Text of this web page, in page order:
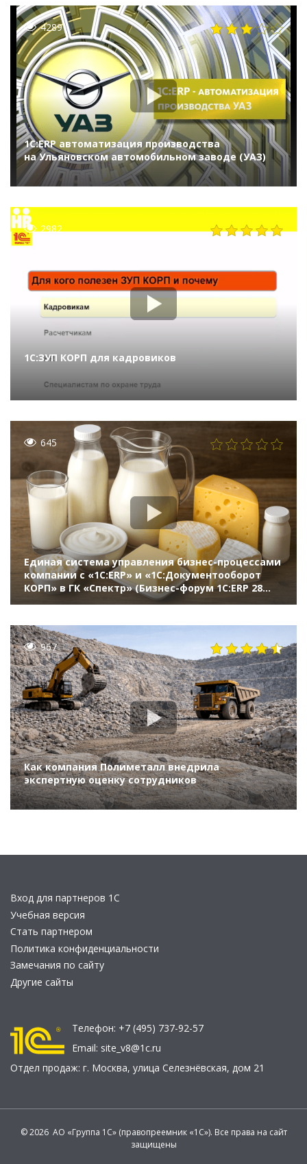
4289
1С:ERP автоматизация производства
на Ульяновском автомобильном заводе (УАЗ)
2982
1С:ЗУП КОРП для кадровиков
645
Единая система управления бизнес-процессами
компании с «1С:ERP» и «1С:Документооборот
КОРП» в ГК «Спектр» (Бизнес-форум 1С:ERP 28
октября 2022 г., Летаховский Владимир, ГК
967
Как компания Полиметалл внедрила
экспертную оценку сотрудников
Вход для партнеров 1С
Учебная версия
Стать партнером
Политика конфиденциальности
Замечания по сайту
Другие сайты
Телефон: +7 (495) 737-92-57
Email: site_v8@1c.ru
Отдел продаж: г. Москва, улица Селезнёвская, дом 21
© 2026 АО «Группа 1С» (правопреемник «1С»). Все права на сайт
защищены